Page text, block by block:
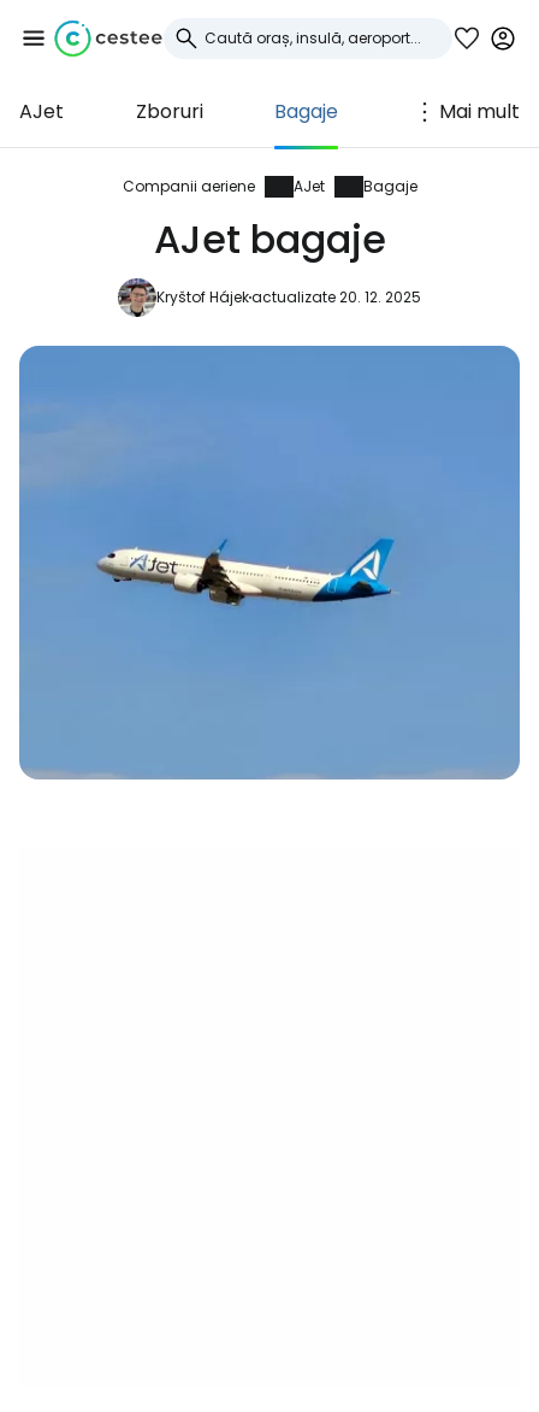
AJet Zboruri Bagaje Mai mult
Companii aeriene AJet Bagaje
AJet bagaje
Kryštof Hájekactualizate 20. 12. 2025
Conectați-vă la
Cestee
... comunitatea mondială a călătorilor